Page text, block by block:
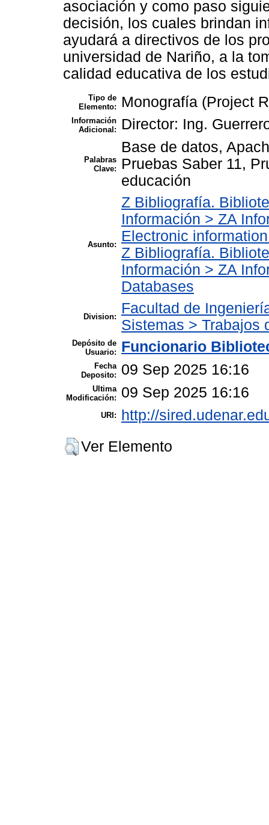
asociación y como paso
decisión, los cuales brindan
ayudará a directivos de los
universidad de Nariño, a la
calidad educativa de los
Tipo de
Elemento:
Monografía (Project
Información
Adicional:
Director: Ing.
Palabras
Clave:
Base de datos,
Pruebas Saber 11,
educación
Asunto:
Z Bibliografía.
Información > ZA
Electronic
Z Bibliografía.
Información > ZA
Databases
Division:
Facultad de
Sistemas > Trabajos
Depósito de
Usuario:
Funcionario
Fecha
Deposito:
09 Sep 2025 16:16
Ultima
Modificación:
09 Sep 2025 16:16
URI:
http://
Ver Elemento